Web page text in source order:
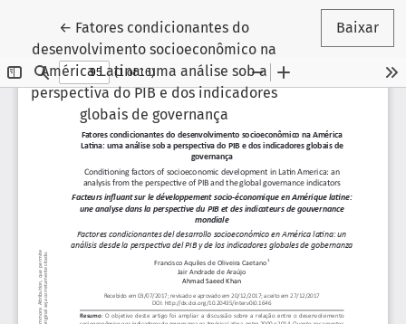
← Voltar aos Detalhes do Artigo
Fatores condicionantes do
desenvolvimento socioeconômico na
América Latina: uma análise sob a
perspectiva do PIB e dos indicadores
globais de governança
Baixar